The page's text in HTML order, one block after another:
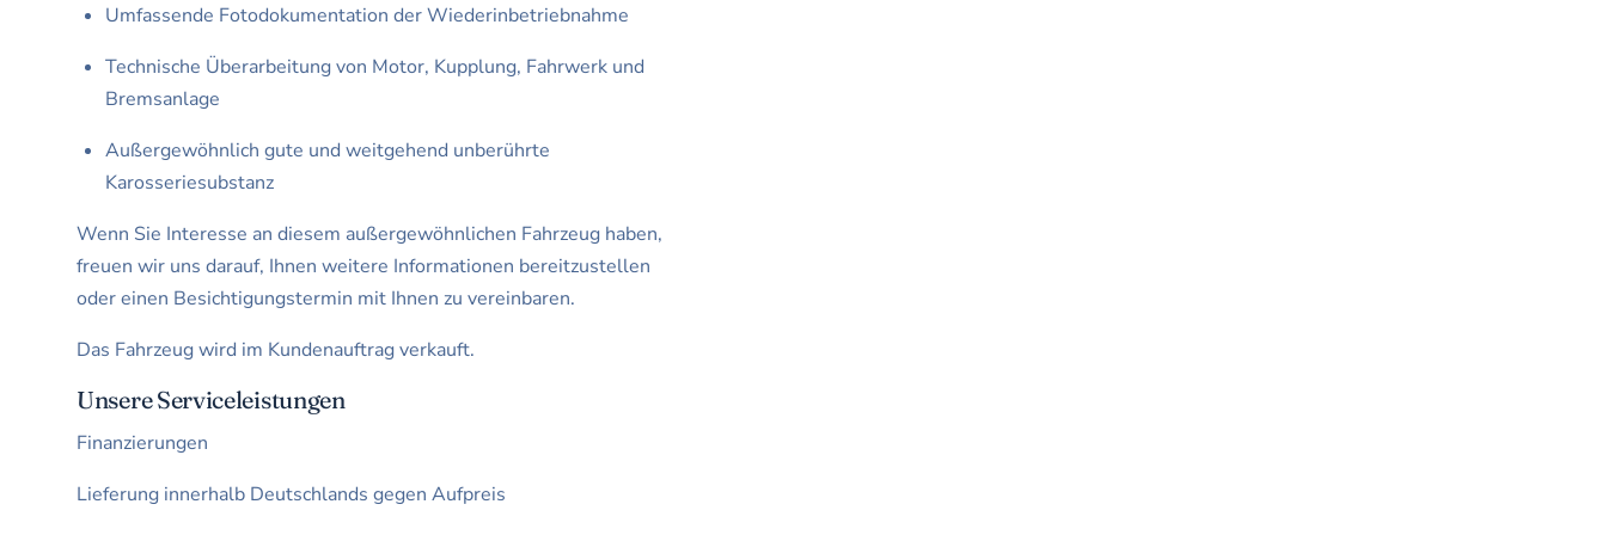
Umfassende Fotodokumentation der Wiederinbetriebnahme
Technische Überarbeitung von Motor, Kupplung, Fahrwerk und
Bremsanlage
Außergewöhnlich gute und weitgehend unberührte
Karosseriesubstanz
Wenn Sie Interesse an diesem außergewöhnlichen Fahrzeug haben,
freuen wir uns darauf, Ihnen weitere Informationen bereitzustellen
oder einen Besichtigungstermin mit Ihnen zu vereinbaren.
Das Fahrzeug wird im Kundenauftrag verkauft.
Unsere Serviceleistungen
Finanzierungen
Lieferung innerhalb Deutschlands gegen Aufpreis